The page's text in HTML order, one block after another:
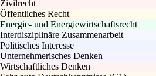
Zivilrecht
Öffentliches Recht
Energie- und Energiewirtschaftsrecht
Interdisziplinäre Zusammenarbeit
Politisches Interesse
Unternehmerisches Denken
Wirtschaftliches Denken